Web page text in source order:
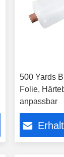
500 Yards
Folie,
anpassbar